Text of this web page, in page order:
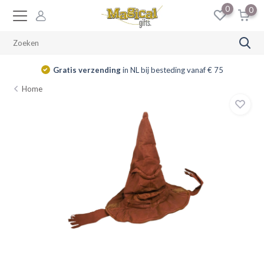
0 0
Gratis verzendingin NL bij besteding vanaf € 75
Home